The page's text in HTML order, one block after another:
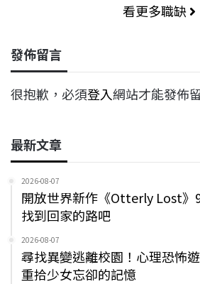
看更多職缺
發佈留言
很抱歉，必須登入網站才能發佈
最新文章
2026-08-07
開放世界新作《Otterly Lost》
找到回家的路吧
2026-08-07
尋找異變逃離校園！心理恐怖
重拾少女忘卻的記憶